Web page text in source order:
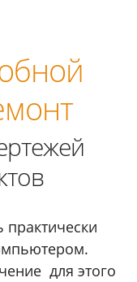
для этого